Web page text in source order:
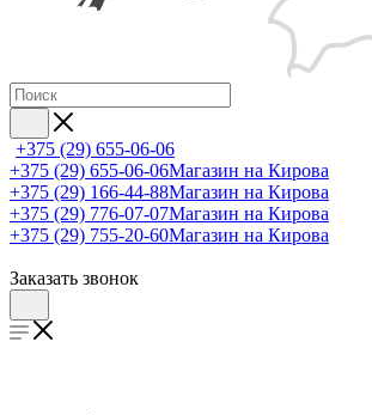
+375 (29) 655-06-06
+375 (29) 655-06-06Магазин на Кирова
+375 (29) 166-44-88Магазин на Кирова
+375 (29) 776-07-07Магазин на Кирова
+375 (29) 755-20-60Магазин на Кирова
Заказать звонок